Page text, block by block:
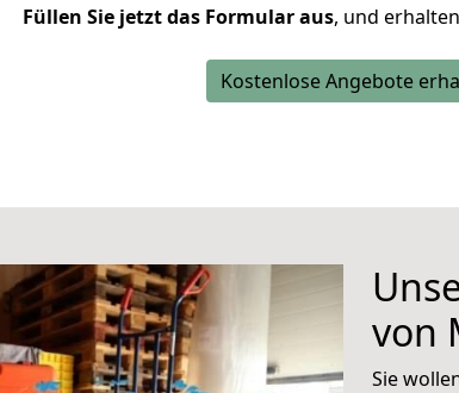
Füllen Sie jetzt das Formular aus, und
Kostenlose Angebote
von
Sie